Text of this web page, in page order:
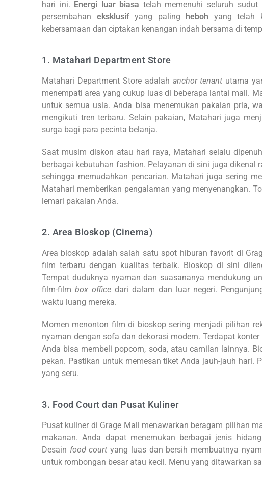
hari ini. Energi luar biasa telah memenuhi seluruh
persembahan eksklusifyang paling heboh yang telah
kebersamaan dan ciptakan kenangan indah bersama di
1. Matahari Department Store
Matahari Department Store adalah anchor tenant utama
menempati area yang cukup luas di beberapa lantai mall.
untuk semua usia. Anda bisa menemukan pakaian pria,
mengikuti tren terbaru. Selain pakaian, Matahari juga
surga bagi para pecinta belanja.
Saat musim diskon atau hari raya, Matahari selalu
berbagai kebutuhan fashion. Pelayanan di sini juga
sehingga memudahkan pencarian. Matahari juga sering
Matahari memberikan pengalaman yang menyenangkan.
lemari pakaian Anda.
2. Area Bioskop (Cinema)
Area bioskop adalah salah satu spot hiburan favorit di
film terbaru dengan kualitas terbaik. Bioskop di sini
Tempat duduknya nyaman dan suasananya mendukung
film-film box office dari dalam dan luar negeri.
waktu luang mereka.
Momen menonton film di bioskop sering menjadi pilihan
nyaman dengan sofa dan dekorasi modern. Terdapat
Anda bisa membeli popcorn, soda, atau camilan lainnya.
pekan. Pastikan untuk memesan tiket Anda jauh-jauh hari.
yang seru.
3. Food Court dan Pusat Kuliner
Pusat kuliner di Grage Mall menawarkan beragam pilihan
makanan. Anda dapat menemukan berbagai jenis
Desain food court yang luas dan bersih membuatnya
untuk rombongan besar atau kecil. Menu yang ditawarkan